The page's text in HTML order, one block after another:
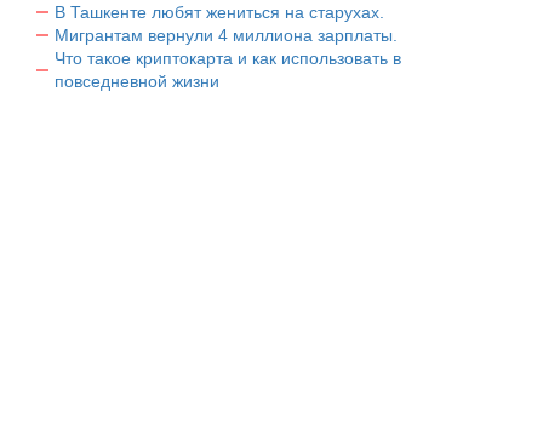
В Ташкенте любят жениться на старухах.
Мигрантам вернули 4 миллиона зарплаты.
Что такое криптокарта и как использовать в
повседневной жизни